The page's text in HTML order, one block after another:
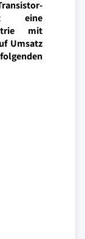
eine
mit
Umsatz